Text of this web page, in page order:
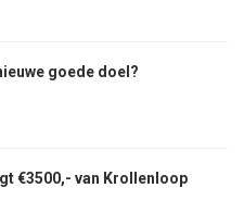
goede doel?
€3500,- van Krollenloop